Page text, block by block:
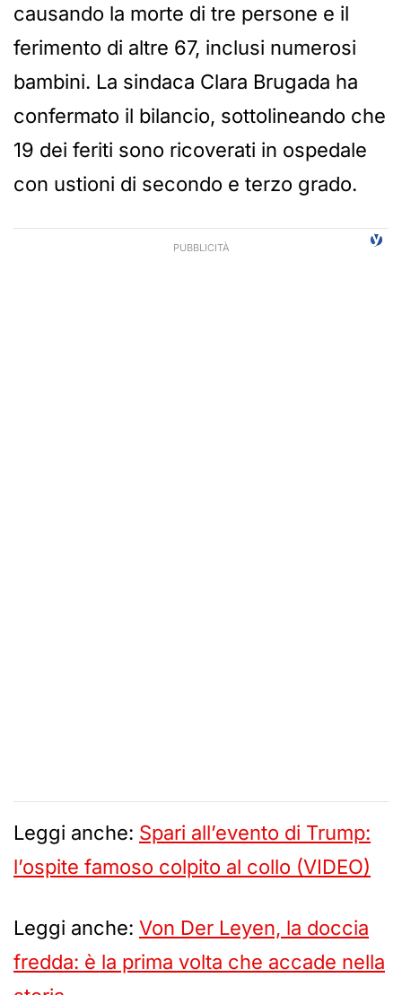
causando la morte di tre persone e il
ferimento di altre 67, inclusi numerosi
bambini. La sindaca Clara Brugada ha
confermato il bilancio, sottolineando che
19 dei feriti sono ricoverati in ospedale
con ustioni di secondo e terzo grado.
Leggi anche: Spari all’evento di Trump:
l’ospite famoso colpito al collo (VIDEO)
Leggi anche: Von Der Leyen, la doccia
fredda: è la prima volta che accade nella